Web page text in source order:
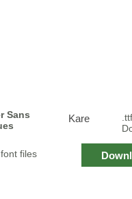
Sans
Kare
files